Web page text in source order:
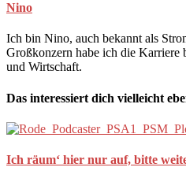
Nino
Ich bin Nino, auch bekannt als
Großkonzern habe ich die Karriere
und Wirtschaft.
Das interessiert dich vielleicht
Ich räum‘ hier nur auf, bitte